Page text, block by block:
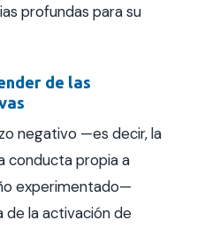
profundas para su
de las
negativo —es decir, la
conducta propia a
experimentado—
de la activación de